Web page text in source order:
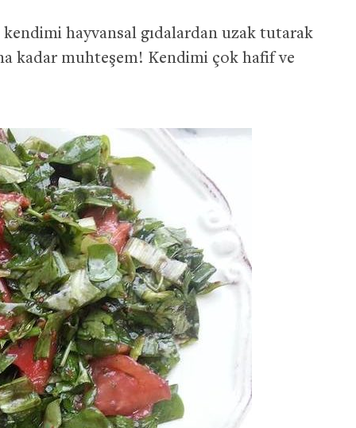
hayvansal gıdalardan uzak tutarak
kadar muhteşem! Kendimi çok hafif ve